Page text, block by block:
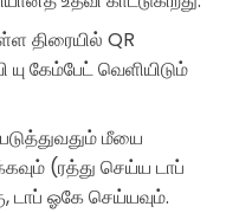
திரையில் QR
கேம்பேட் வெளியிடும்
மீயை
(ரத்து செய்ய டாப்
டாப் ஓகே செய்யவும்.